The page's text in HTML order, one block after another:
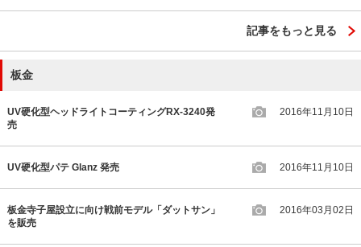
記事をもっと見る
板金
UV硬化型ヘッドライトコーティングRX-3240発
売
2016年11月10日
UV硬化型パテ Glanz 発売 2016年11月10日
板金寺子屋設立に向け戦前モデル「ダットサン」
を販売
2016年03月02日